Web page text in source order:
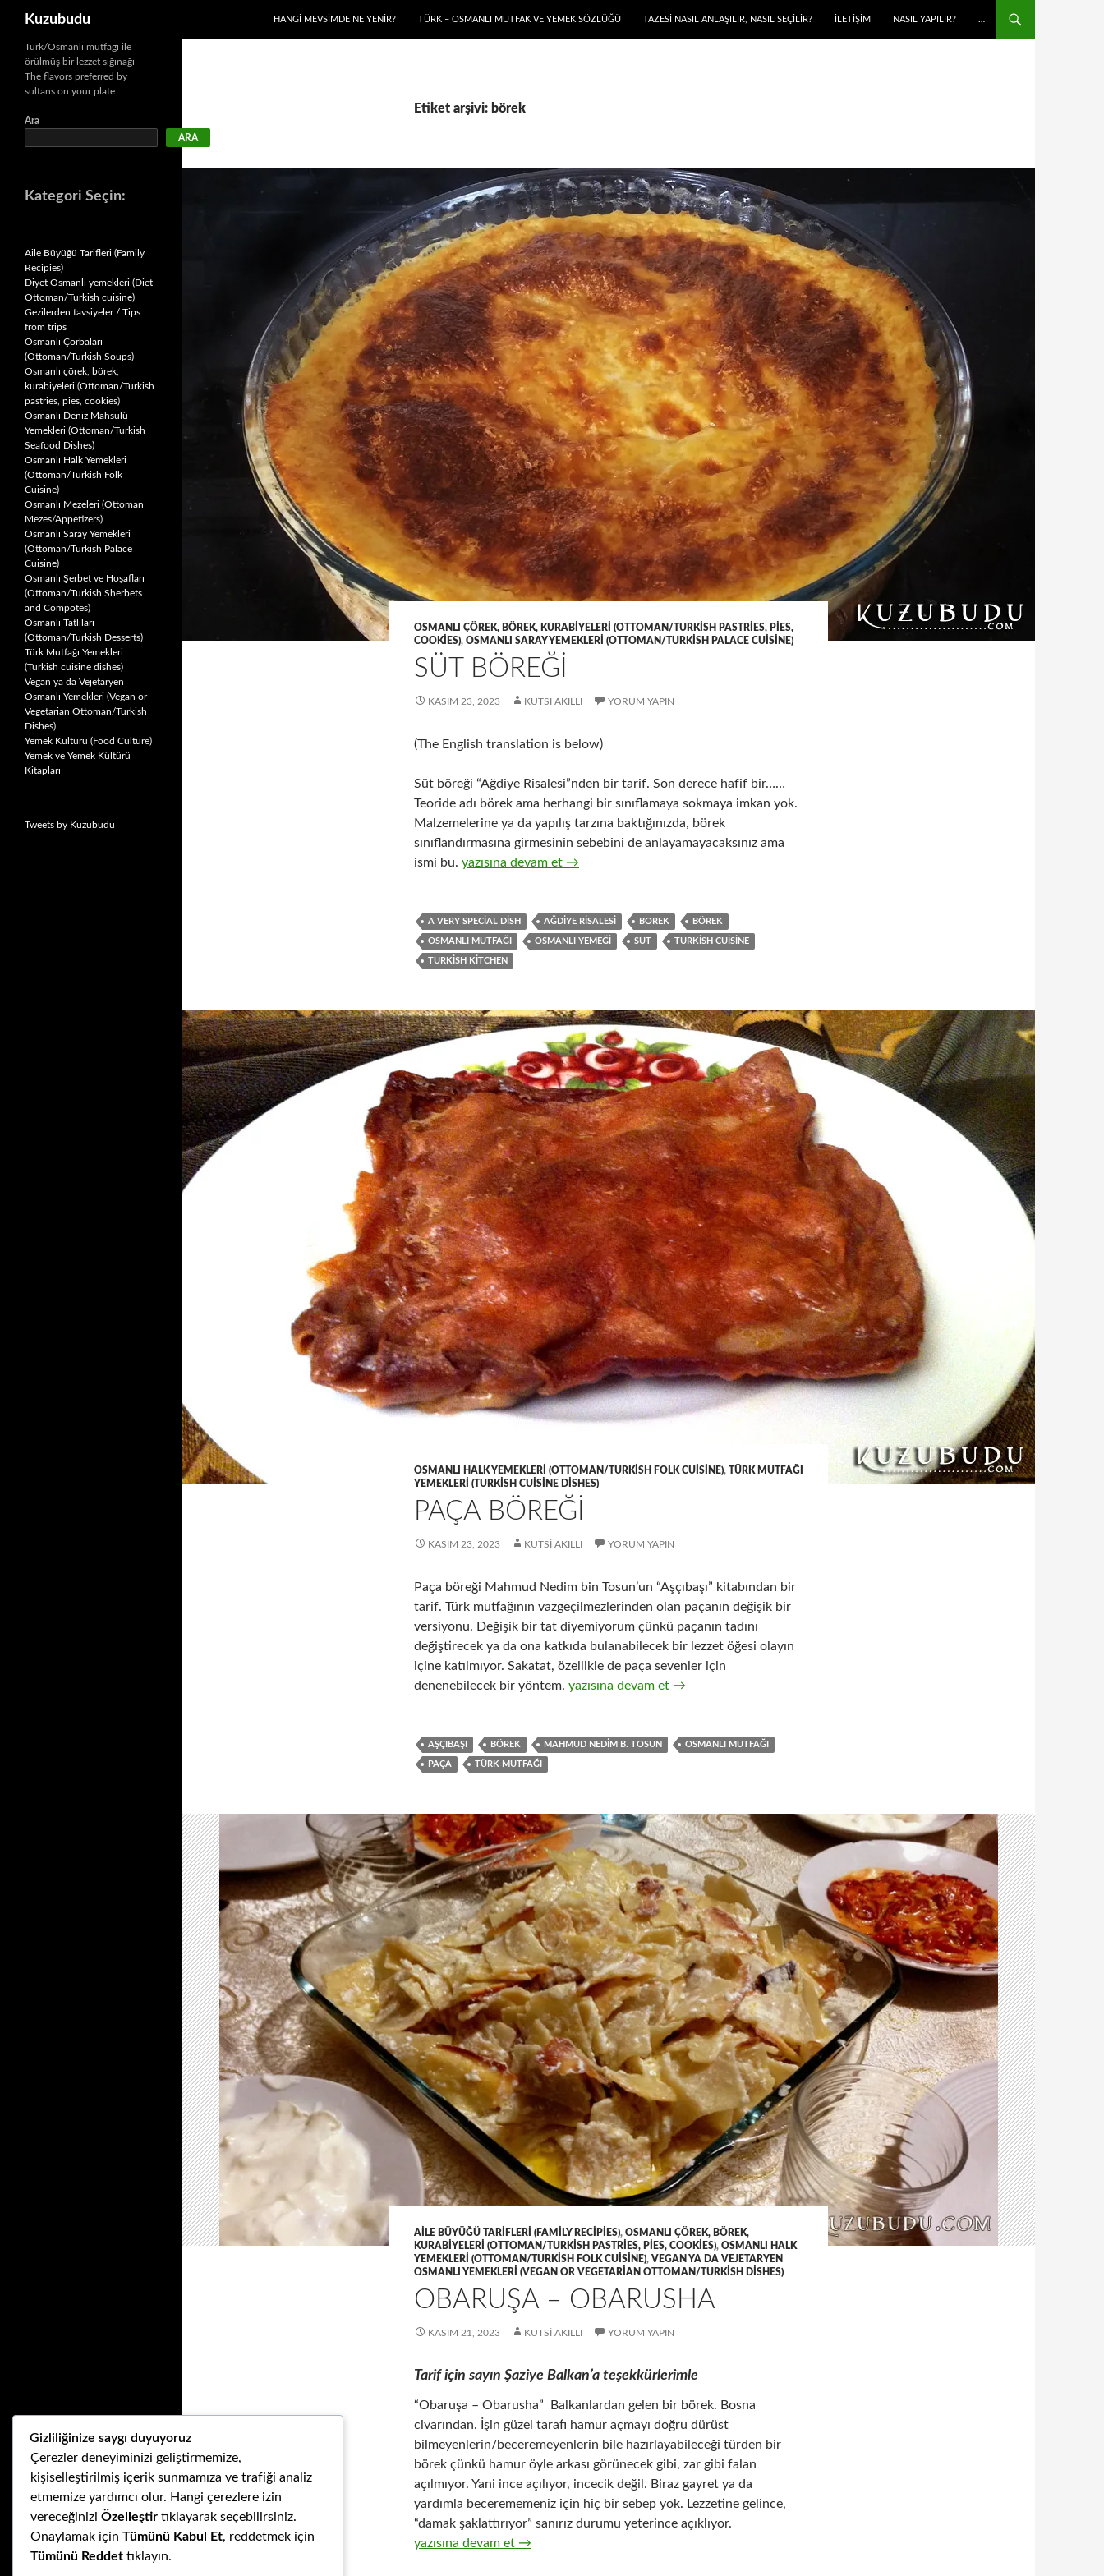
İçeriğe
Kuzubudu HANGI MEVSIMDE NE YENIR? TÜRK – OSMANLI MUTFAK VE YEMEK SÖZLÜĞÜ TAZESİ NASIL ANLAŞILIR, NASIL SEÇİLİR? İLETIŞIM NASIL YAPILIR?
Etiket arşivi: börek
OSMANLI ÇÖREK, BÖREK, KURABIYELERI (OTTOMAN/TURKISH PASTRIES, PIES,
COOKIES), OSMANLI SARAY YEMEKLERI (OTTOMAN/TURKISH PALACE CUISINE)
SÜT BÖREĞİ
KASIM 23, 2023 KUTSI AKILLI YORUM YAPIN
(The English translation is below)
Süt böreği “Ağdiye Risalesi”nden bir tarif. Son derece hafif bir……
Teoride adı börek ama herhangi bir sınıflamaya sokmaya imkan yok.
Malzemelerine ya da yapılış tarzına baktığınızda, börek
sınıflandırmasına girmesinin sebebini de anlayamayacaksınız ama
ismi bu. SÜT BÖREĞİ
yazısına devam et →
A VERY SPECIAL DISH AĞDIYE RISALESI BOREK BÖREK
OSMANLI MUTFAĞI OSMANLI YEMEĞI SÜT TURKISH CUISINE
TURKISH KITCHEN
OSMANLI HALK YEMEKLERI (OTTOMAN/TURKISH FOLK CUISINE), TÜRK MUTFAĞI
YEMEKLERI (TURKISH CUISINE DISHES)
PAÇA BÖREĞİ
KASIM 23, 2023 KUTSI AKILLI YORUM YAPIN
Paça böreği Mahmud Nedim bin Tosun’un “Aşçıbaşı” kitabından bir
tarif. Türk mutfağının vazgeçilmezlerinden olan paçanın değişik bir
versiyonu. Değişik bir tat diyemiyorum çünkü paçanın tadını
değiştirecek ya da ona katkıda bulanabilecek bir lezzet öğesi olayın
içine katılmıyor. Sakatat, özellikle de paça sevenler için
denenebilecek bir yöntem. PAÇA BÖREĞİ
yazısına devam et →
AŞÇIBAŞI BÖREK MAHMUD NEDIM B. TOSUN OSMANLI MUTFAĞI
PAÇA TÜRK MUTFAĞI
AILE BÜYÜĞÜ TARIFLERI (FAMILY RECIPIES), OSMANLI ÇÖREK, BÖREK,
KURABIYELERI (OTTOMAN/TURKISH PASTRIES, PIES, COOKIES), OSMANLI HALK
YEMEKLERI (OTTOMAN/TURKISH FOLK CUISINE), VEGAN YA DA VEJETARYEN
OSMANLI YEMEKLERI (VEGAN OR VEGETARIAN OTTOMAN/TURKISH DISHES)
OBARUŞA – OBARUSHA
KASIM 21, 2023 KUTSI AKILLI YORUM YAPIN
Tarif için sayın Şaziye Balkan’a teşekkürlerimle
“Obaruşa – Obarusha” Balkanlardan gelen bir börek. Bosna
civarından. İşin güzel tarafı hamur açmayı doğru dürüst
bilmeyenlerin/beceremeyenlerin bile hazırlayabileceği türden bir
börek çünkü hamur öyle arkası görünecek gibi, zar gibi falan
açılmıyor. Yani ince açılıyor, incecik değil. Biraz gayret ya da
yardımla becerememeniz için hiç bir sebep yok. Lezzetine gelince,
“damak şaklattırıyor” sanırız durumu yeterince açıklıyor.
OBARUŞA – OBARUSHA
yazısına devam et →
Türk/Osmanlı mutfağı ile
örülmüş bir lezzet sığınağı –
The flavors preferred by
sultans on your plate
Ara
ARA
Kategori Seçin:
Aile Büyüğü Tarifleri (Family
Recipies)
Diyet Osmanlı yemekleri (Diet
Ottoman/Turkish cuisine)
Gezilerden tavsiyeler / Tips
from trips
Osmanlı Çorbaları
(Ottoman/Turkish Soups)
Osmanlı çörek, börek,
kurabiyeleri (Ottoman/Turkish
pastries, pies, cookies)
Osmanlı Deniz Mahsulü
Yemekleri (Ottoman/Turkish
Seafood Dishes)
Osmanlı Halk Yemekleri
(Ottoman/Turkish Folk
Cuisine)
Osmanlı Mezeleri (Ottoman
Mezes/Appetizers)
Osmanlı Saray Yemekleri
(Ottoman/Turkish Palace
Cuisine)
Osmanlı Şerbet ve Hoşafları
(Ottoman/Turkish Sherbets
and Compotes)
Osmanlı Tatlıları
(Ottoman/Turkish Desserts)
Türk Mutfağı Yemekleri
(Turkish cuisine dishes)
Vegan ya da Vejetaryen
Osmanlı Yemekleri (Vegan or
Vegetarian Ottoman/Turkish
Dishes)
Yemek Kültürü (Food Culture)
Yemek ve Yemek Kültürü
Kitapları
Tweets by Kuzubudu
Gizliliğinize saygı duyuyoruz
Çerezler deneyiminizi geliştirmemize,
kişiselleştirilmiş içerik sunmamıza ve trafiği analiz
etmemize yardımcı olur. Hangi çerezlere izin
vereceğinizi Özelleştir tıklayarak seçebilirsiniz.
Onaylamak için Tümünü Kabul Et, reddetmek için
Tümünü Reddet tıklayın.